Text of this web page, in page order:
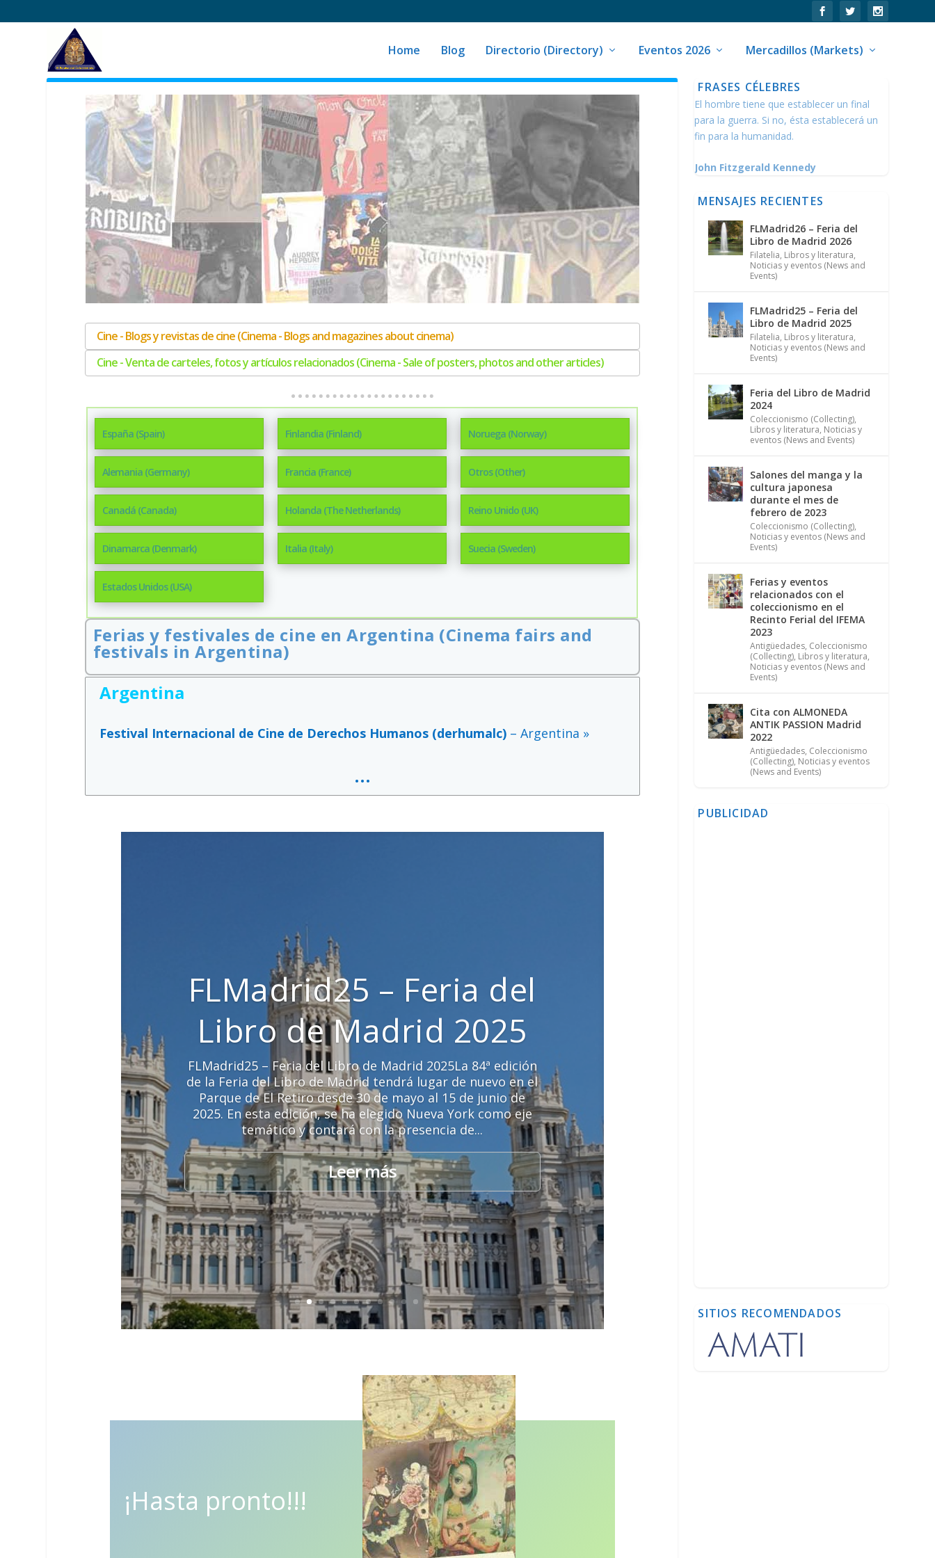
Home Blog Directorio (Directory) Eventos 2026 Mercadillos (Markets)
Cine - Blogs y revistas de cine (Cinema - Blogs and magazines about cinema)
Cine - Venta de carteles, fotos y artículos relacionados (Cinema - Sale of posters, photos and other articles)
España (Spain)
Alemania (Germany)
Canadá (Canada)
Dinamarca (Denmark)
Estados Unidos (USA)
Finlandia (Finland)
Francia (France)
Holanda (The Netherlands)
Italia (Italy)
Noruega (Norway)
Otros (Other)
Reino Unido (UK)
Suecia (Sweden)
Ferias y festivales de cine en Argentina (Cinema fairs and
festivals in Argentina)
Argentina
Festival Internacional de Cine de Derechos Humanos (derhumalc)– Argentina »
…
FLMadrid25 – Feria del
Libro de Madrid 2025
FLMadrid25 – Feria del Libro de Madrid 2025La 84ª edición
de la Feria del Libro de Madrid tendrá lugar de nuevo en el
Parque de El Retiro desde 30 de mayo al 15 de junio de
2025. En esta edición, se ha elegido Nueva York como eje
temático y contará con la presencia de...
Leer más
¡Hasta pronto!!!
FRASES CÉLEBRES
El hombre tiene que establecer un final
para la guerra. Si no, ésta establecerá un
fin para la humanidad.
John Fitzgerald Kennedy
MENSAJES RECIENTES
FLMadrid26 – Feria del
Libro de Madrid 2026
Filatelia, Libros y literatura,
Noticias y eventos (News and
Events)
FLMadrid25 – Feria del
Libro de Madrid 2025
Filatelia, Libros y literatura,
Noticias y eventos (News and
Events)
Feria del Libro de Madrid
2024
Coleccionismo (Collecting),
Libros y literatura, Noticias y
eventos (News and Events)
Salones del manga y la
cultura japonesa
durante el mes de
febrero de 2023
Coleccionismo (Collecting),
Noticias y eventos (News and
Events)
Ferias y eventos
relacionados con el
coleccionismo en el
Recinto Ferial del IFEMA
2023
Antigüedades, Coleccionismo
(Collecting), Libros y literatura,
Noticias y eventos (News and
Events)
Cita con ALMONEDA
ANTIK PASSION Madrid
2022
Antigüedades, Coleccionismo
(Collecting), Noticias y eventos
(News and Events)
PUBLICIDAD
SITIOS RECOMENDADOS